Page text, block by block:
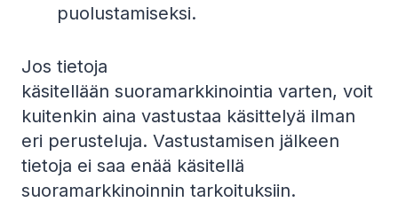
puolustamiseksi.
Jos tietoja
käsitellään suoramarkkinointia varten, voit
kuitenkin aina vastustaa käsittelyä ilman
eri perusteluja. Vastustamisen jälkeen
tietoja ei saa enää käsitellä
suoramarkkinoinnin tarkoituksiin.